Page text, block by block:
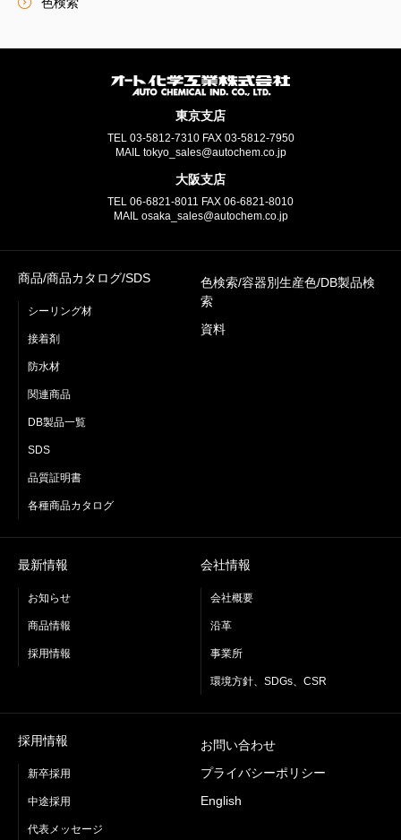
東京支店
TEL 03-5812-7310FAX 03-5812-7950
MAIL tokyo_sales@autochem.co.jp
大阪支店
TEL 06-6821-8011 FAX 06-6821-8010
MAIL osaka_sales@autochem.co.jp
商品/商品カタログ/SDS
シーリング材
接着剤
防水材
関連商品
DB製品一覧
SDS
品質証明書
各種商品カタログ
色検索/容器別生産色/DB製品検
索
資料
最新情報
お知らせ
商品情報
採用情報
会社情報
会社概要
沿革
事業所
環境方針、SDGs、CSR
採用情報
新卒採用
中途採用
代表メッセージ
お問い合わせ
プライバシーポリシー
English